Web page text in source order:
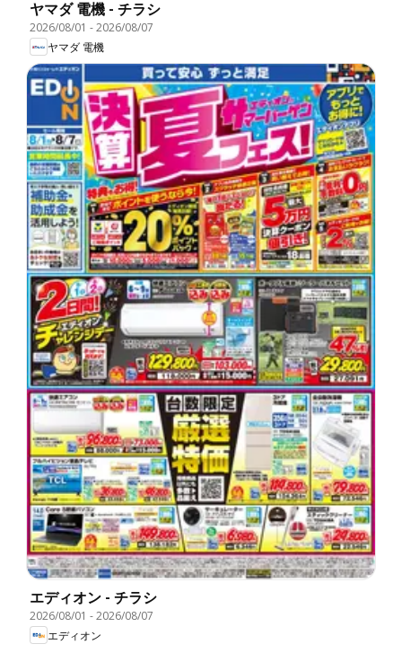
ヤマダ 電機 - チラシ
2026/08/01 -2026/08/07
ヤマダ 電機
エディオン - チラシ
2026/08/01 -2026/08/07
エディオン